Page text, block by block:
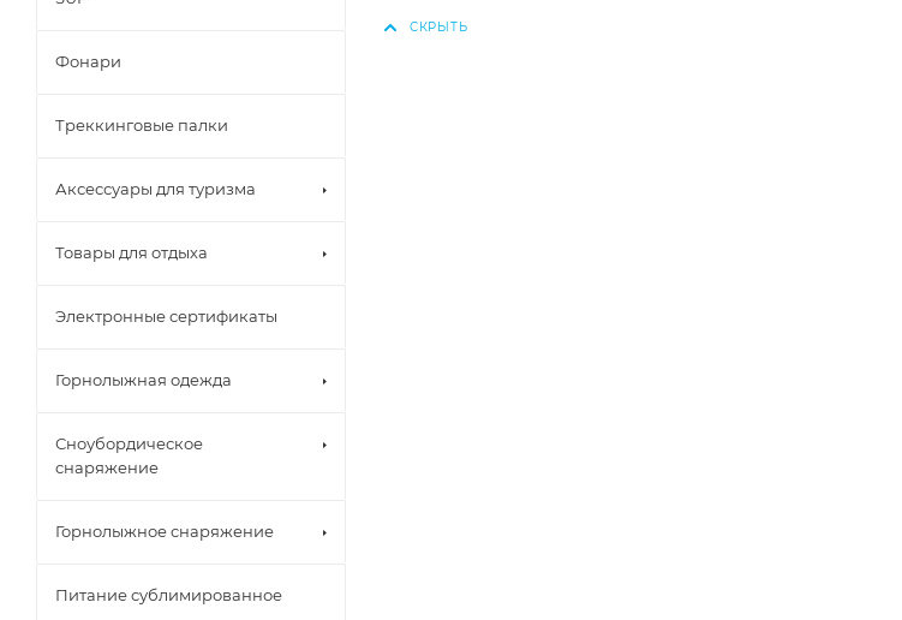
Фонари
Треккинговые палки
Аксессуары для туризма
Товары для отдыха
Электронные сертификаты
Горнолыжная одежда
Сноубордическое
снаряжение
Горнолыжное снаряжение
Питание сублимированное